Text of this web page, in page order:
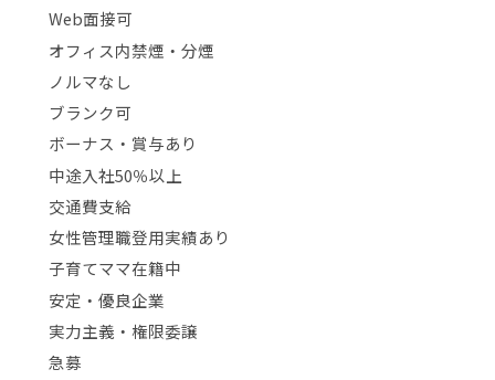
Web面接可
オフィス内禁煙・分煙
ノルマなし
ブランク可
ボーナス・賞与あり
中途入社50％以上
交通費支給
女性管理職登用実績あり
子育てママ在籍中
安定・優良企業
実力主義・権限委譲
急募